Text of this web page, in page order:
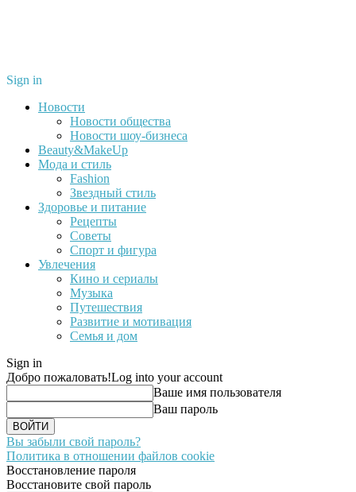
Sign in
Новости
Новости общества
Новости шоу-бизнеса
Beauty&MakeUp
Мода и стиль
Fashion
Звездный стиль
Здоровье и питание
Рецепты
Советы
Спорт и фигура
Увлечения
Кино и сериалы
Музыка
Путешествия
Развитие и мотивация
Семья и дом
Sign in
Добро пожаловать!Log into your account
Ваше имя пользователя
Ваш пароль
Вы забыли свой пароль?
Политика в отношении файлов cookie
Восстановление пароля
Восстановите свой пароль